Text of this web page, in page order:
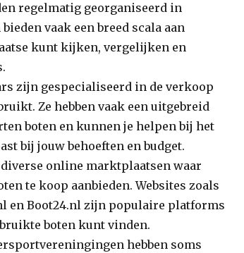
regelmatig georganiseerd in
vaak een breed scala aan
kunt kijken, vergelijken en
zijn gespecialiseerd in de verkoop
Ze hebben vaak een uitgebreid
boten en kunnen je helpen bij het
bij jouw behoeften en budget.
online marktplaatsen waar
te koop aanbieden. Websites zoals
en Boot24.nl zijn populaire platforms
boten kunt vinden.
hebben soms